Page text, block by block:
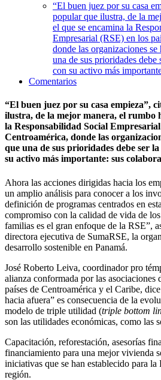
“El buen juez por su casa
popular que ilustra, de la
el que se encamina la
Empresarial (RSE) en los
donde las organizaciones
una de sus prioridades
con su activo más
Comentarios
“El buen juez por su casa empieza”,
ilustra, de la mejor manera, el rumbo
la Responsabilidad Social
Centroamérica, donde las
que una de sus prioridades debe ser
su activo más importante: sus
Ahora las acciones dirigidas hacia los
un amplio análisis para conocer a los
definición de programas centrados en
compromiso con la calidad de vida de
familias es el gran enfoque de la RSE”,
directora ejecutiva de SumaRSE, la
desarrollo sostenible en Panamá.
José Roberto Leiva, coordinador pro
alianza conformada por las asociaciones
países de Centroamérica y el Caribe,
hacia afuera” es consecuencia de la
modelo de triple utilidad (triple bottom
son las utilidades económicas, como las
Capacitación, reforestación, asesorías
financiamiento para una mejor vivienda
iniciativas que se han establecido para la
región.